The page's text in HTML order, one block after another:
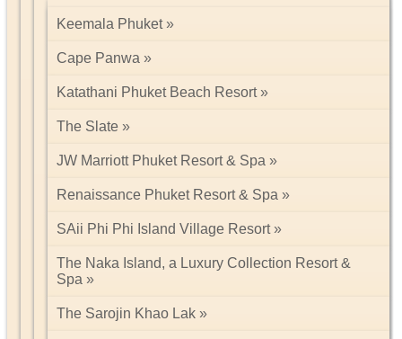
Keemala Phuket
Cape Panwa
Katathani Phuket Beach Resort
The Slate
JW Marriott Phuket Resort & Spa
Renaissance Phuket Resort & Spa
SAii Phi Phi Island Village Resort
The Naka Island, a Luxury Collection Resort &
Spa
The Sarojin Khao Lak